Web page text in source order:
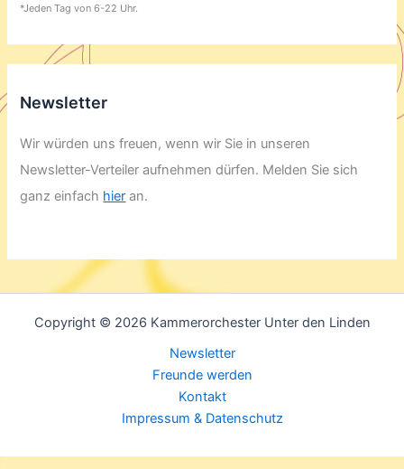
*Jeden Tag von 6-22 Uhr.
Newsletter
Wir würden uns freuen, wenn wir Sie in unseren
Newsletter-Verteiler aufnehmen dürfen. Melden Sie sich
ganz einfach hier an.
Copyright © 2026 Kammerorchester Unter den Linden
Newsletter
Freunde werden
Kontakt
Impressum & Datenschutz